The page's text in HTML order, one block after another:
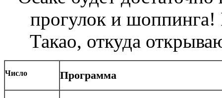
прогулок и шоппинга!
Такао, откуда
Число Программа